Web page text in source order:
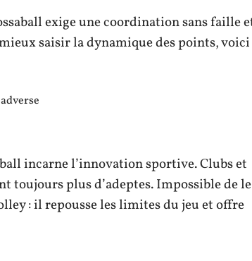
exige une coordination sans faille
saisir la dynamique des points, voici
incarne l’innovation sportive. Clubs et
plus d’adeptes. Impossible de le
: il repousse les limites du jeu et offre